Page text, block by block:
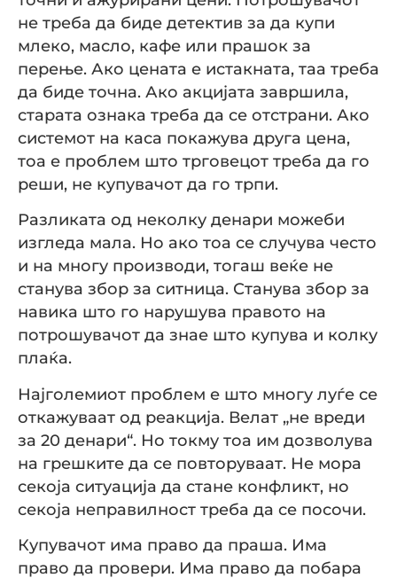
не треба да биде детектив за да купи
млеко, масло, кафе или прашок за
перење. Ако цената е истакната, таа треба
да биде точна. Ако акцијата завршила,
старата ознака треба да се отстрани. Ако
системот на каса покажува друга цена,
тоа е проблем што трговецот треба да го
реши, не купувачот да го трпи.
Разликата од неколку денари можеби
изгледа мала. Но ако тоа се случува често
и на многу производи, тогаш веќе не
станува збор за ситница. Станува збор за
навика што го нарушува правото на
потрошувачот да знае што купува и колку
плаќа.
Најголемиот проблем е што многу луѓе се
откажуваат од реакција. Велат „не вреди
за 20 денари“. Но токму тоа им дозволува
на грешките да се повторуваат. Не мора
секоја ситуација да стане конфликт, но
секоја неправилност треба да се посочи.
Купувачот има право да праша. Има
право да провери. Има право да побара